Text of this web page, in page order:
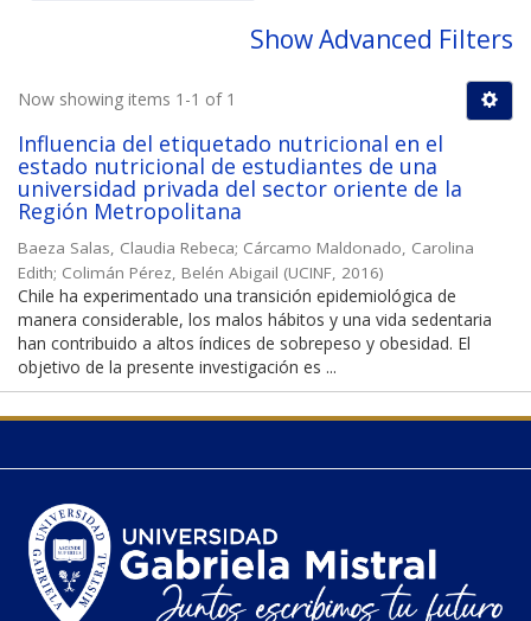
Show Advanced Filters
Now showing items 1-1 of 1
Influencia del etiquetado nutricional en el
estado nutricional de estudiantes de una
universidad privada del sector oriente de la
Región Metropolitana
Baeza Salas, Claudia Rebeca; Cárcamo Maldonado, Carolina
Edith; Colimán Pérez, Belén Abigail (UCINF, 2016)
Chile ha experimentado una transición epidemiológica de
manera considerable, los malos hábitos y una vida sedentaria
han contribuido a altos índices de sobrepeso y obesidad. El
objetivo de la presente investigación es ...